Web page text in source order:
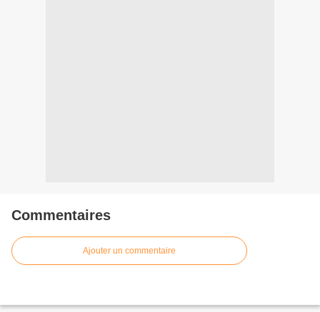
Commentaires
Ajouter un commentaire